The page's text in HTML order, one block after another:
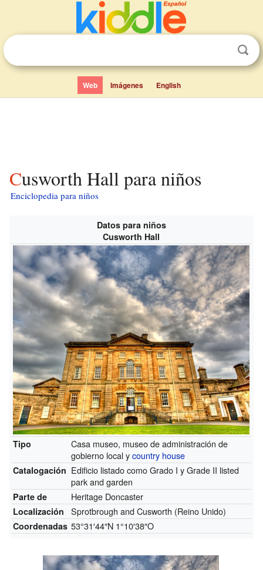
Web Imágenes English
Cusworth Hall para niños
Enciclopedia para niños
Datos para niños
Cusworth Hall
Tipo
Casa museo, museo de administración de
gobierno local ycountry house
Catalogación Edificio listado como Grado I y Grade II listed
park and garden
Parte de Heritage Doncaster
Localización Sprotbrough and Cusworth (Reino Unido)
Coordenadas 53°31′44″N 1°10′38″O